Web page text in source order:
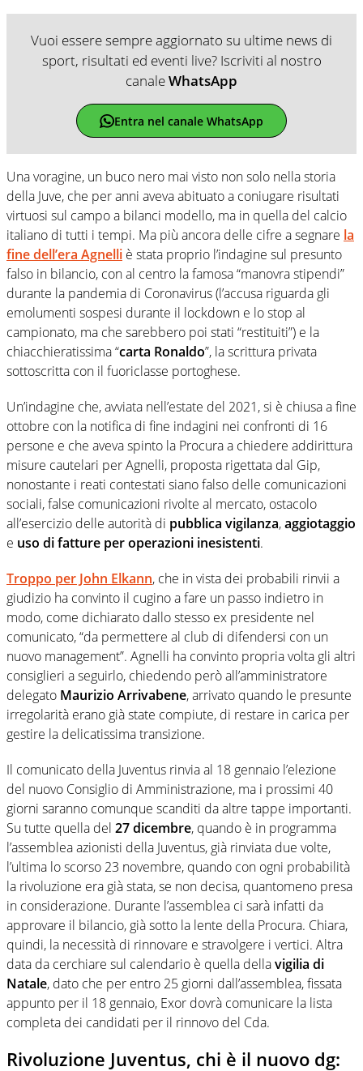
Vuoi essere sempre aggiornato su ultime news di
sport, risultati ed eventi live? Iscriviti al nostro
canaleWhatsApp
Entra nel canale WhatsApp
Una voragine, un buco nero mai visto non solo nella storia
della Juve, che per anni aveva abituato a coniugare risultati
virtuosi sul campo a bilanci modello, ma in quella del calcio
italiano di tutti i tempi. Ma più ancora delle cifre a segnare la
fine dell’era Agnelli è stata proprio l’indagine sul presunto
falso in bilancio, con al centro la famosa “manovra stipendi”
durante la pandemia di Coronavirus (l’accusa riguarda gli
emolumenti sospesi durante il lockdown e lo stop al
campionato, ma che sarebbero poi stati “restituiti”) e la
chiacchieratissima “carta Ronaldo”, la scrittura privata
sottoscritta con il fuoriclasse portoghese.
Un’indagine che, avviata nell’estate del 2021, si è chiusa a fine
ottobre con la notifica di fine indagini nei confronti di 16
persone e che aveva spinto la Procura a chiedere addirittura
misure cautelari per Agnelli, proposta rigettata dal Gip,
nonostante i reati contestati siano falso delle comunicazioni
sociali, false comunicazioni rivolte al mercato, ostacolo
all’esercizio delle autorità di pubblica vigilanza,aggiotaggio
e uso di fatture per operazioni inesistenti.
Troppo per John Elkann, che in vista dei probabili rinvii a
giudizio ha convinto il cugino a fare un passo indietro in
modo, come dichiarato dallo stesso ex presidente nel
comunicato, “da permettere al club di difendersi con un
nuovo management”. Agnelli ha convinto propria volta gli altri
consiglieri a seguirlo, chiedendo però all’amministratore
delegato Maurizio Arrivabene, arrivato quando le presunte
irregolarità erano già state compiute, di restare in carica per
gestire la delicatissima transizione.
Il comunicato della Juventus rinvia al 18 gennaio l’elezione
del nuovo Consiglio di Amministrazione, ma i prossimi 40
giorni saranno comunque scanditi da altre tappe importanti.
Su tutte quella del 27 dicembre, quando è in programma
l’assemblea azionisti della Juventus, già rinviata due volte,
l’ultima lo scorso 23 novembre, quando con ogni probabilità
la rivoluzione era già stata, se non decisa, quantomeno presa
in considerazione. Durante l’assemblea ci sarà infatti da
approvare il bilancio, già sotto la lente della Procura. Chiara,
quindi, la necessità di rinnovare e stravolgere i vertici. Altra
data da cerchiare sul calendario è quella dellavigilia di
Natale, dato che per entro 25 giorni dall’assemblea, fissata
appunto per il 18 gennaio, Exor dovrà comunicare la lista
completa dei candidati per il rinnovo del Cda.
Rivoluzione Juventus, chi è il nuovo dg: